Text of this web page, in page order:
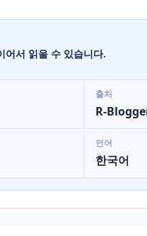
어서 읽을 수 있습니다.
출처
R-
언어
한국어